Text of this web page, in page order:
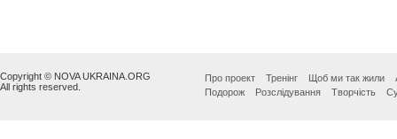
Copyright © NOVA UKRAINA.ORG
All rights reserved.
Про проект Тренінг Щоб ми так жили
Подорож
Розслідування Творчість